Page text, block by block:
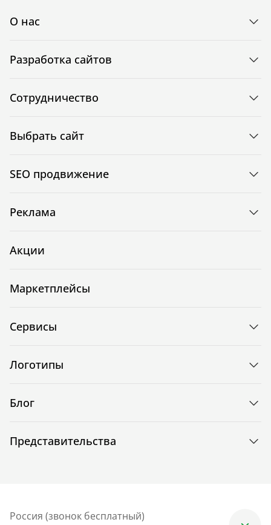
О нас
Разработка сайтов
Сотрудничество
Выбрать сайт
SEO продвижение
Реклама
Акции
Маркетплейсы
Сервисы
Логотипы
Блог
Представительства
Россия (звонок бесплатный)